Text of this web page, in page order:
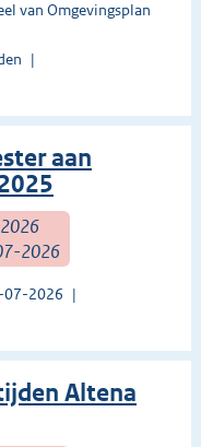
van Omgevingsplan
aan
2026
07-2026
Altena